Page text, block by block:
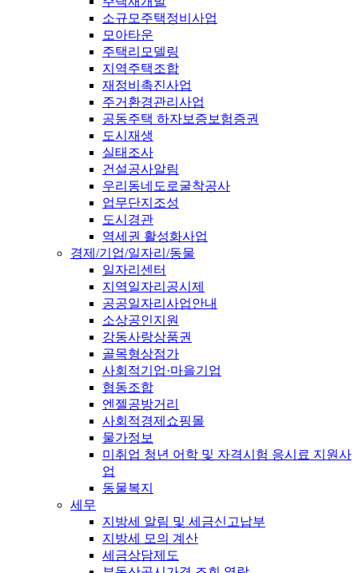
소규모주택정비사업
모아타운
주택리모델링
지역주택조합
재정비촉진사업
주거환경관리사업
공동주택 하자보증보험증권
도시재생
실태조사
건설공사알림
우리동네도로굴착공사
업무단지조성
도시경관
역세권 활성화사업
경제/기업/일자리/동물
일자리센터
지역일자리공시제
공공일자리사업안내
소상공인지원
강동사랑상품권
골목형상점가
사회적기업·마을기업
협동조합
엔젤공방거리
사회적경제쇼핑몰
물가정보
미취업 청년 어학 및 자격시험 응시료 지원사
업
동물복지
세무
지방세 알림 및 세금신고납부
지방세 모의 계산
세금상담제도